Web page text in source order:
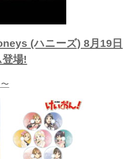
(ハニーズ) 8月19日
場!